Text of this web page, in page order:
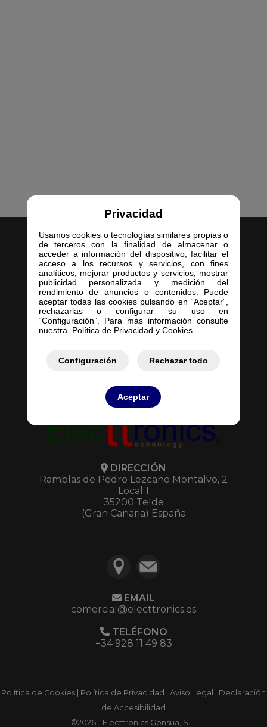
Privacidad
Usamos cookies o tecnologías similares propias o
de terceros con la finalidad de almacenar o
acceder a información del dispositivo, facilitar el
acceso a los recursos y servicios, con fines
analíticos, mejorar productos y servicios, mostrar
publicidad personalizada y medición del
rendimiento de anuncios o contenidos. Puede
aceptar todas las cookies pulsando en “Aceptar”,
rechazarlas o configurar su uso en
“Configuración”. Para más información consulte
nuestra. Política de Privacidad y Cookies.
Configuración Rechazar todo
Aceptar
Inicio
Empresa
Servicios
Contacto
Mis Presupuestos
DIRECCIÓN
Ramblas de Pedro Lezcano Montalvo, 2
Local 1
35200 Telde
(Gran Canaria) España
EMAIL
comercial@electtronics.es
TELÉFONO
+34 928 11 49 83
Política de Cookies Política de Privacidad Aviso Legal
Declaración
de Accesibilidad
©2026 - Electtronics Gonsua, S.L.